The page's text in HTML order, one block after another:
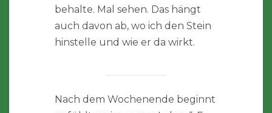
behalte. Mal sehen. Das hängt
auch davon ab, wo ich den Stein
hinstelle und wie er da wirkt.
Nach dem Wochenende beginnt